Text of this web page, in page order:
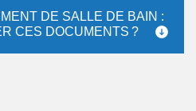
DE SALLE DE BAIN :
CES DOCUMENTS ?